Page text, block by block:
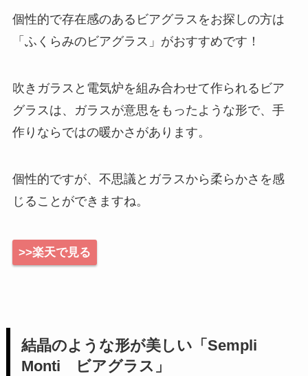
個性的で存在感のあるビアグラスをお探しの方は
「ふくらみのビアグラス」がおすすめです！
吹きガラスと電気炉を組み合わせて作られるビア
グラスは、ガラスが意思をもったような形で、手
作りならではの暖かさがあります。
個性的ですが、不思議とガラスから柔らかさを感
じることができますね。
>>楽天で見る
結晶のような形が美しい「Sempli
Monti ビアグラス」